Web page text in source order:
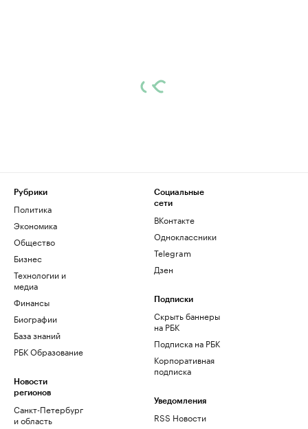
Рубрики
Политика
Экономика
Общество
Бизнес
Технологии и
медиа
Финансы
Биографии
База знаний
РБК Образование
Новости
регионов
Санкт-Петербург
и область
Социальные
сети
ВКонтакте
Одноклассники
Telegram
Дзен
Подписки
Скрыть баннеры
на РБК
Подписка на РБК
Корпоративная
подписка
Уведомления
RSS Новости